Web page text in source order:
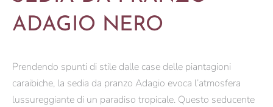
ADAGIO NERO
Prendendo spunti di stile dalle case delle piantagioni
caraibiche, la sedia da pranzo Adagio evoca l’atmosfera
lussureggiante di un paradiso tropicale. Questo seducente